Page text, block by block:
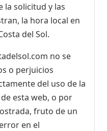
la solicitud y las
la hora local en
del Sol.
no se
o perjuicios
del uso de la
esta web, o por
fruto de un
en el